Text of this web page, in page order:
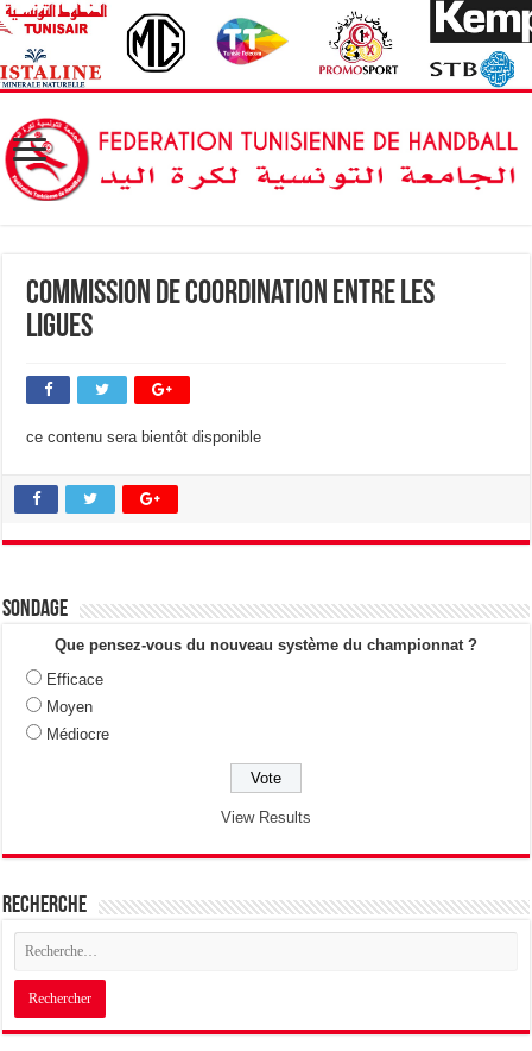
Commission de Coordination entre les
Ligues
ce contenu sera bientôt disponible
Sondage
Que pensez-vous du nouveau système du championnat ?
Efficace
Moyen
Médiocre
View Results
Recherche